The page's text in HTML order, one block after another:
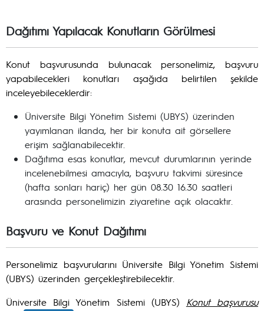
Dağıtımı Yapılacak Konutların Görülmesi
Konut başvurusunda bulunacak personelimiz, başvuru
yapabilecekleri konutları aşağıda belirtilen şekilde
inceleyebileceklerdir:
Üniversite Bilgi Yönetim Sistemi (UBYS) üzerinden
yayımlanan ilanda, her bir konuta ait görsellere
erişim sağlanabilecektir.
Dağıtıma esas konutlar, mevcut durumlarının yerinde
incelenebilmesi amacıyla, başvuru takvimi süresince
(hafta sonları hariç) her gün 08.30 16.30 saatleri
arasında personelimizin ziyaretine açık olacaktır.
Başvuru ve Konut Dağıtımı
Personelimiz başvurularını Üniversite Bilgi Yönetim Sistemi
(UBYS) üzerinden gerçekleştirebilecektir.
Üniversite Bilgi Yönetim Sistemi (UBYS) Konut başvurusu